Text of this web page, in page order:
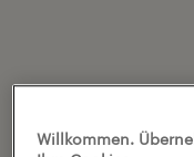
Willkommen.